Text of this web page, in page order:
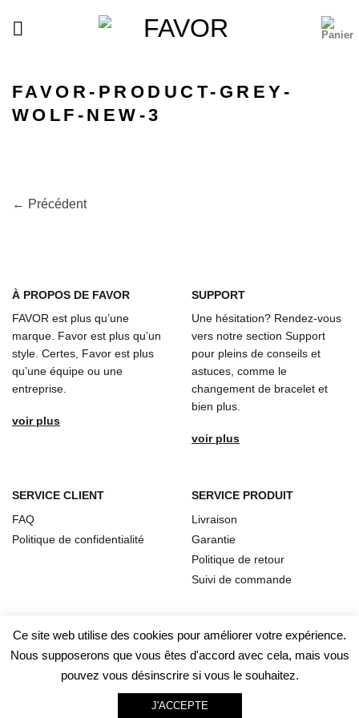
FAVOR-PRODUCT-GREY-
WOLF-NEW-3
← Précédent
À PROPOS DE FAVOR
FAVOR est plus qu’une
marque. Favor est plus qu’un
style. Certes, Favor est plus
qu’une équipe ou une
entreprise.
voir plus
SUPPORT
Une hésitation? Rendez-vous
vers notre section Support
pour pleins de conseils et
astuces, comme le
changement de bracelet et
bien plus.
voir plus
SERVICE CLIENT
FAQ
Politique de confidentialité
SERVICE PRODUIT
Livraison
Garantie
Politique de retour
Suivi de commande
Ce site web utilise des cookies pour améliorer votre expérience.
Nous supposerons que vous êtes d'accord avec cela, mais vous
pouvez vous désinscrire si vous le souhaitez.
J'ACCEPTE